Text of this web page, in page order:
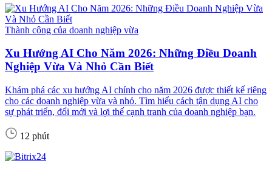
Thành công của doanh nghiệp vừa
Xu Hướng AI Cho Năm 2026: Những Điều Doanh
Nghiệp Vừa Và Nhỏ Cần Biết
Khám phá các xu hướng AI chính cho năm 2026 được thiết kế riêng
cho các doanh nghiệp vừa và nhỏ. Tìm hiểu cách tận dụng AI cho
sự phát triển, đổi mới và lợi thế cạnh tranh của doanh nghiệp bạn.
12 phút